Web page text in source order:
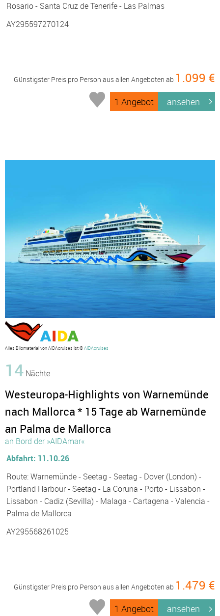
Rosario - Santa Cruz de Tenerife - Las Palmas
AY295597270124
Günstigster Preis pro Person aus allen Angeboten ab 1.099 €
1 Angebot ansehen
Alles Bildmaterial von AIDAcruises ist ©AIDAcruises
14 Nächte
Westeuropa-Highlights von Warnemünde
nach Mallorca * 15 Tage ab Warnemünde
an Palma de Mallorca
an Bord der »AIDAmar«
Abfahrt: 11.10.26
Route: Warnemünde - Seetag - Seetag - Dover (London) -
Portland Harbour - Seetag - La Coruna - Porto - Lissabon -
Lissabon - Cadiz (Sevilla) - Malaga - Cartagena - Valencia -
Palma de Mallorca
AY295568261025
Günstigster Preis pro Person aus allen Angeboten ab 1.479 €
1 Angebot ansehen